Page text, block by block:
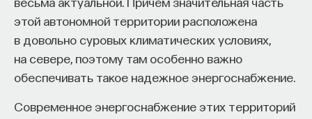
этой автономной территории расположена
в довольно суровых климатических условиях,
на севере, поэтому там особенно важно
обеспечивать такое надежное энергоснабжение.
Современное энергоснабжение этих территорий
терапию и другие подходы при нарушениях
сна
Автор курса:Михаил Полуэктов— врач-
сомнолог, доцент кафедры нервных
болезней и нейрохирургии Первого МГМУ
на экономическую динамику? На эти и другие
вопросы ответил Александр Аузан в своей
лекции, прочитанной в рамках организованной
фондом Егора Гайдара.
Мы обладаем статистическим знанием